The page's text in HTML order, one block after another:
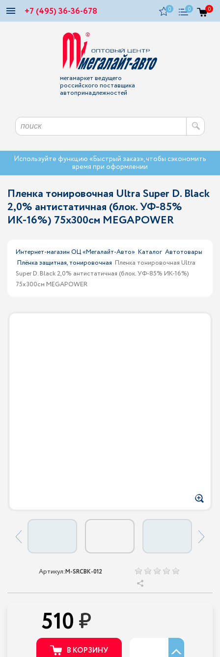
+7 (495) 36-36-678 0 0 0
мегамаркет ведущего
российского поставщика
автопринадлежностей
Используйте функцию «Быстрый заказ», чтобы сэкономить
время при оформлении
Пленка тонировочная Ultra Super D. Black
2,0% антистатичная (блок. УФ-85%
ИК-16%) 75х300см MEGAPOWER
Интернет-магазин ОЦ «Мегалайт-Авто» Каталог Автотовары
Плёнка защитная, тонировочная Пленка тонировочная Ultra
Super D. Black 2,0% антистатичная (блок. УФ-85% ИК-16%)
75х300см MEGAPOWER
Артикул:M-SRCBK-012
510
В КОРЗИНУ